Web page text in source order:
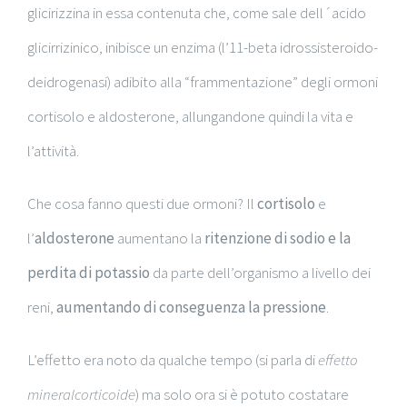
glicirizzina in essa contenuta che, come sale dell´acido
glicirrizinico, inibisce un enzima (l’11-beta idrossisteroido-
deidrogenasi) adibito alla “frammentazione” degli ormoni
cortisolo e aldosterone, allungandone quindi la vita e
l’attività.
Che cosa fanno questi due ormoni? Ilcortisolo e
l’aldosterone aumentano la ritenzione di sodio e la
perdita di potassio da parte dell’organismo a livello dei
reni,aumentando di conseguenza la pressione.
L’effetto era noto da qualche tempo (si parla dieffetto
mineralcorticoide) ma solo ora si è potuto costatare